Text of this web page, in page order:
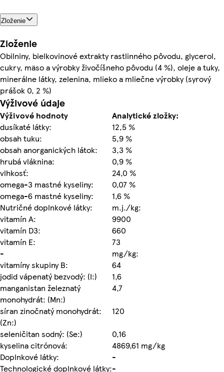
Zloženie
Zloženie
Obilniny, bielkovinové extrakty rastlinného pôvodu, glycerol,
cukry, mäso a výrobky živočíšneho pôvodu (4 %), oleje a tuky,
minerálne látky, zelenina, mlieko a mliečne výrobky (syrový
prášok 0, 2 %)
Výživové údaje
Výživové hodnoty
Analytické zložky:
dusíkaté látky:
12,5 %
obsah tuku:
5,9 %
obsah anorganických látok:
3,3 %
hrubá vláknina:
0,9 %
vlhkosť:
24,0 %
omega-3 mastné kyseliny:
0,07 %
omega-6 mastné kyseliny:
1,6 %
Nutričné doplnkové látky:
m.j./kg:
vitamín A:
9900
vitamín D3:
660
vitamín E:
73
-
mg/kg:
vitamíny skupiny B:
64
jodid vápenatý bezvodý: (I:)
1,6
manganistan železnatý
monohydrát: (Mn:)
4,7
síran zinočnatý monohydrát:
(Zn:)
120
seleničitan sodný: (Se:)
0,16
kyselina citrónová:
4869,61 mg/kg
Doplnkové látky:
-
Technologické doplnkové látky:-